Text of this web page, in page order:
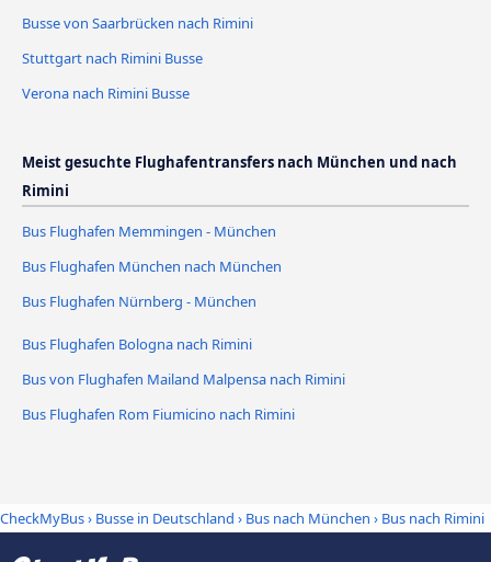
Busse von Saarbrücken nach Rimini
Stuttgart nach Rimini Busse
Verona nach Rimini Busse
Meist gesuchte Flughafentransfers nach München und nach
Rimini
Bus Flughafen Memmingen - München
Bus Flughafen München nach München
Bus Flughafen Nürnberg - München
Bus Flughafen Bologna nach Rimini
Bus von Flughafen Mailand Malpensa nach Rimini
Bus Flughafen Rom Fiumicino nach Rimini
CheckMyBus› Busse in Deutschland › Bus nach München › Bus nach Rimini